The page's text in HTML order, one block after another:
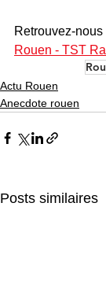
Retrouvez-
Rouen - TST
Actu Rouen
Anecdote rouen
Posts similaires